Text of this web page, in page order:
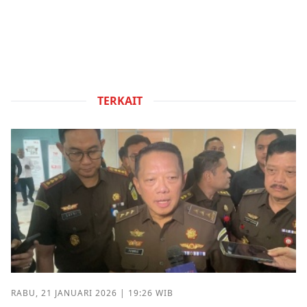
TERKAIT
RABU, 21 JANUARI 2026 | 19:26 WIB